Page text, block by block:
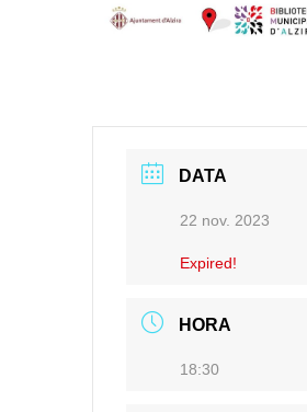
DATA
22 nov. 2023
Expired!
HORA
18:30